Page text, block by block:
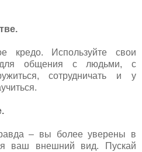
кредо. Используйте свои
общения с людьми, с
сотрудничать и у
– вы более уверены в
ваш внешний вид. Пускай